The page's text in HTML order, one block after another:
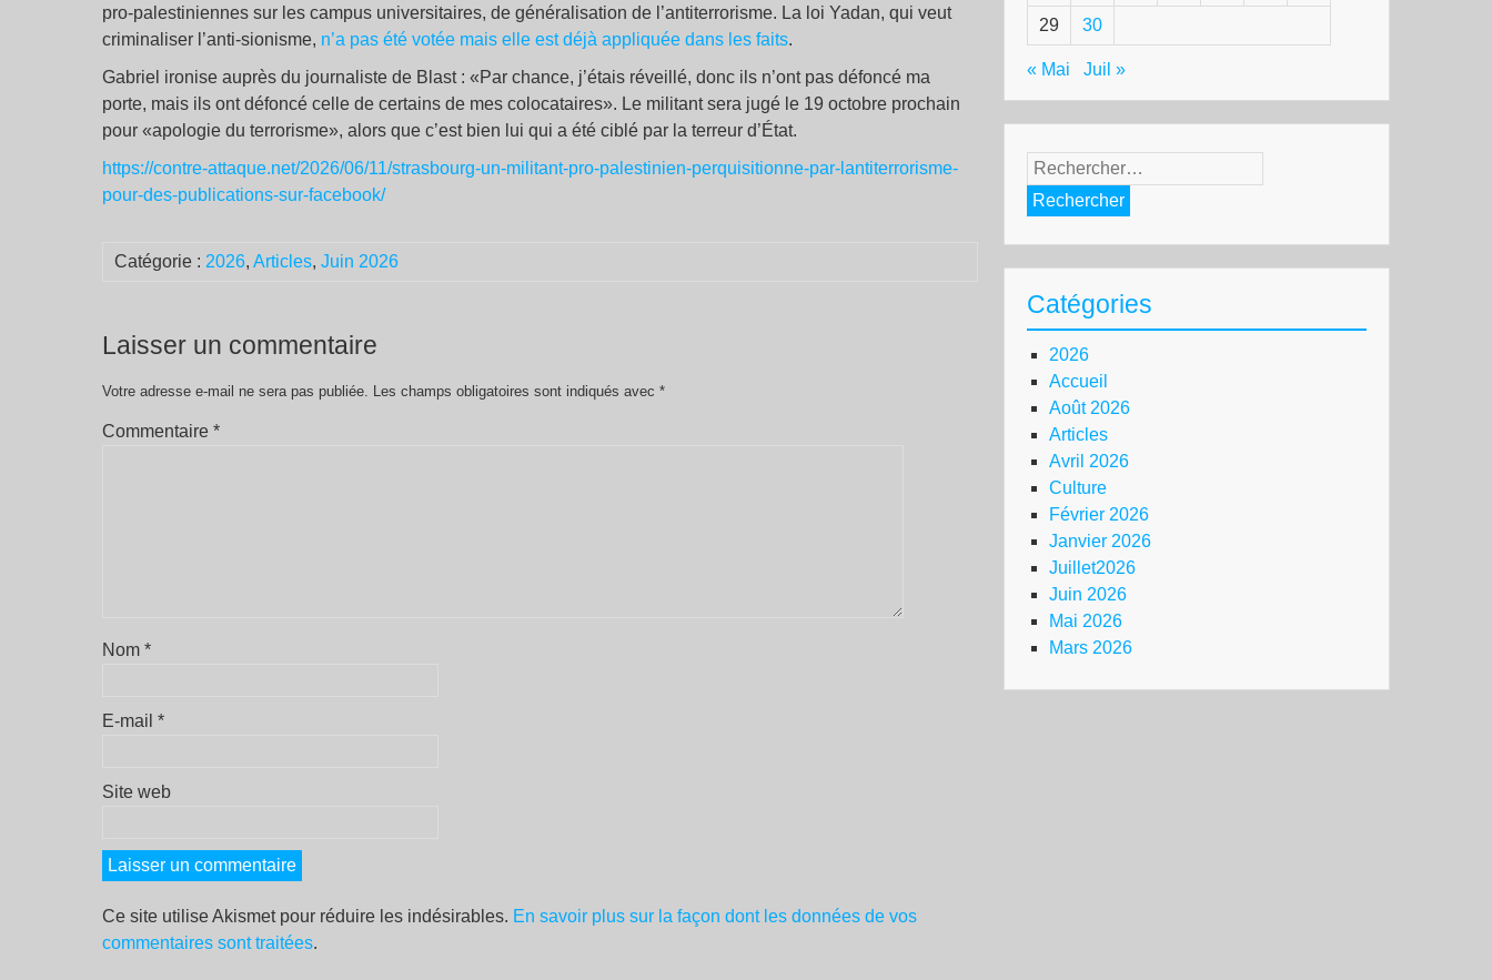
pro-palestiniennes sur les campus universitaires, de généralisation de l’antiterrorisme. La loi Yadan, qui veut
criminaliser l’anti-sionisme, n’a pas été votée mais elle est déjà appliquée dans les faits.
Gabriel ironise auprès du journaliste de Blast : «Par chance, j’étais réveillé, donc ils n’ont pas défoncé ma
porte, mais ils ont défoncé celle de certains de mes colocataires». Le militant sera jugé le 19 octobre prochain
pour «apologie du terrorisme», alors que c’est bien lui qui a été ciblé par la terreur d’État.
https://contre-attaque.net/2026/06/11/strasbourg-un-militant-pro-palestinien-perquisitionne-par-lantiterrorisme-
pour-des-publications-sur-facebook/
Catégorie : 2026, Articles, Juin 2026
Laisser un commentaire
Votre adresse e-mail ne sera pas publiée. Les champs obligatoires sont indiqués avec *
Commentaire *
Nom *
E-mail *
Site web
Ce site utilise Akismet pour réduire les indésirables. En savoir plus sur la façon dont les données de vos
commentaires sont traitées.
29 30
« Mai Juil »
Rechercher :
Catégories
2026
Accueil
Août 2026
Articles
Avril 2026
Culture
Février 2026
Janvier 2026
Juillet2026
Juin 2026
Mai 2026
Mars 2026